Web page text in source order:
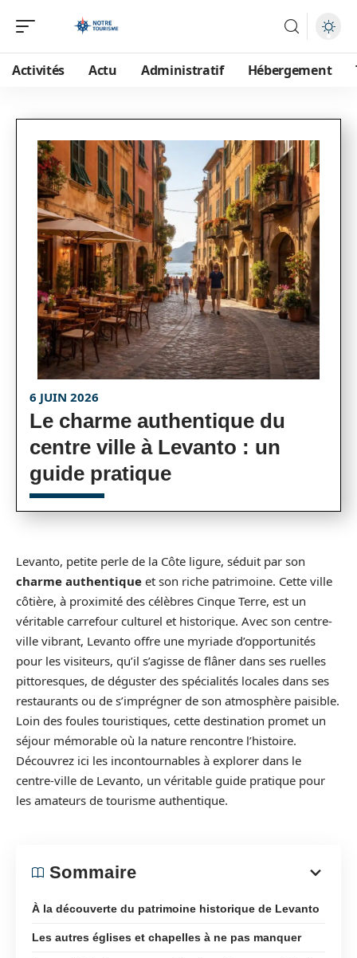
Activités Actu Administratif Hébergement
6 JUIN 2026
Le charme authentique du
centre ville à Levanto : un
guide pratique
Levanto, petite perle de la Côte ligure, séduit par son
charme authentique et son riche patrimoine. Cette ville
côtière, à proximité des célèbres Cinque Terre, est un
véritable carrefour culturel et historique. Avec son centre-
ville vibrant, Levanto offre une myriade d’opportunités
pour les visiteurs, qu’il s’agisse de flâner dans ses ruelles
pittoresques, de déguster des spécialités locales dans ses
restaurants ou de s’imprégner de son atmosphère paisible.
Loin des foules touristiques, cette destination promet un
séjour mémorable où la nature rencontre l’histoire.
Découvrez ici les incontournables à explorer dans le
centre-ville de Levanto, un véritable guide pratique pour
les amateurs de tourisme authentique.
Sommaire
À la découverte du patrimoine historique de Levanto
Les autres églises et chapelles à ne pas manquer